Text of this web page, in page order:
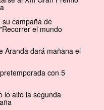
su campaña de
el mundo
Aranda dará mañana el
con 5
lo alto la segunda